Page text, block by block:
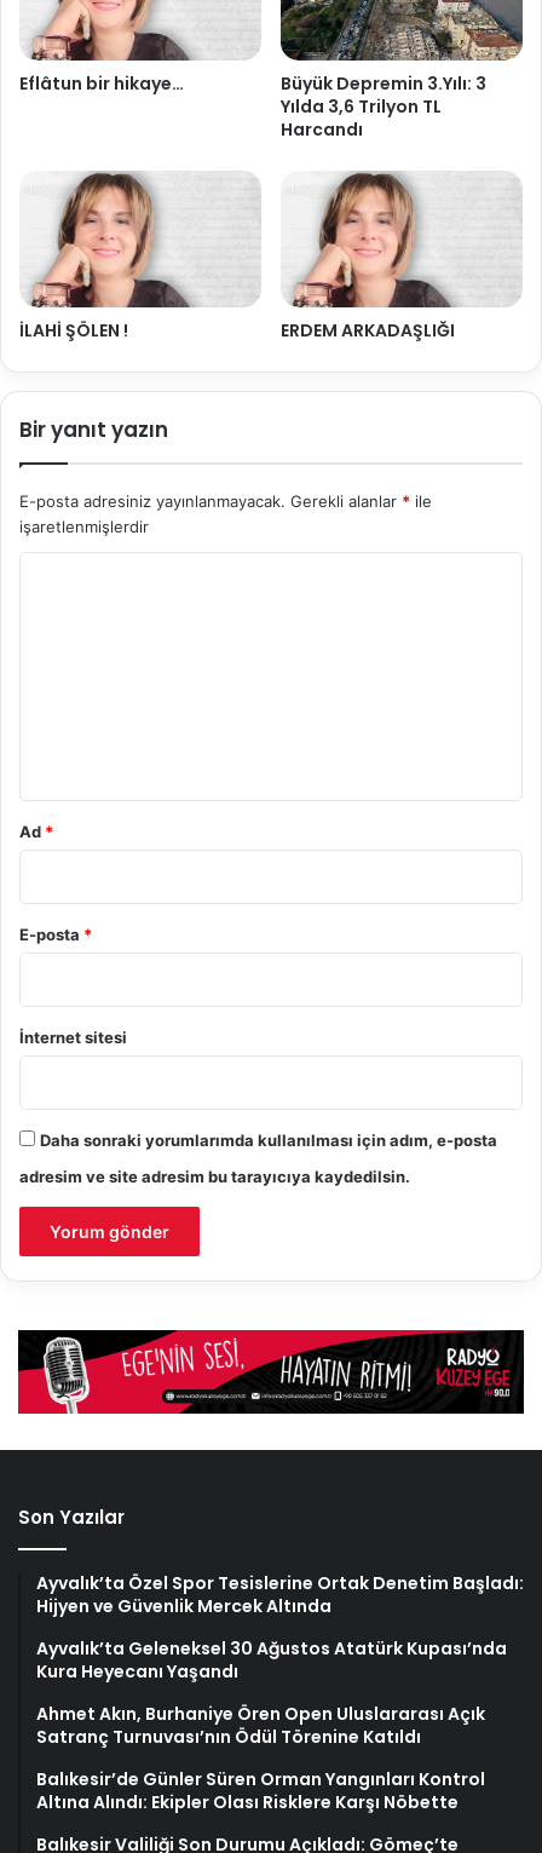
Eflâtun bir hikaye…
Büyük Depremin 3.Yılı: 3
Yılda 3,6 Trilyon TL
Harcandı
İLAHİ ŞÖLEN ! ERDEM ARKADAŞLIĞI
Bir yanıt yazın
E-posta adresiniz yayınlanmayacak. Gerekli alanlar * ile
işaretlenmişlerdir
Ad *
E-posta *
İnternet sitesi
Daha sonraki yorumlarımda kullanılması için adım, e-posta
adresim ve site adresim bu tarayıcıya kaydedilsin.
Son Yazılar
Ayvalık’ta Özel Spor Tesislerine Ortak Denetim Başladı:
Hijyen ve Güvenlik Mercek Altında
Ayvalık’ta Geleneksel 30 Ağustos Atatürk Kupası’nda
Kura Heyecanı Yaşandı
Ahmet Akın, Burhaniye Ören Open Uluslararası Açık
Satranç Turnuvası’nın Ödül Törenine Katıldı
Balıkesir’de Günler Süren Orman Yangınları Kontrol
Altına Alındı: Ekipler Olası Risklere Karşı Nöbette
Balıkesir Valiliği Son Durumu Açıkladı: Gömeç’te